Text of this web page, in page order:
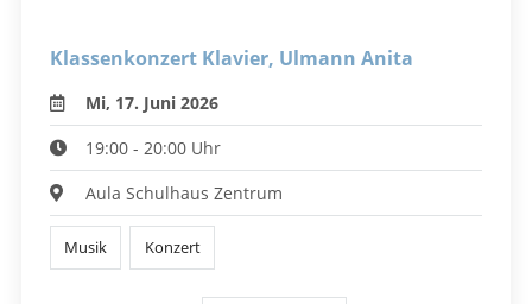
Klassenkonzert Klavier, Ulmann Anita
Mi, 17. Juni 2026
19:00 - 20:00 Uhr
Aula Schulhaus Zentrum
Musik Konzert